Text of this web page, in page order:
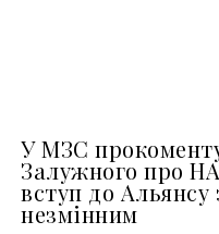
У МЗС
Залужного про
вступ до
незмінним